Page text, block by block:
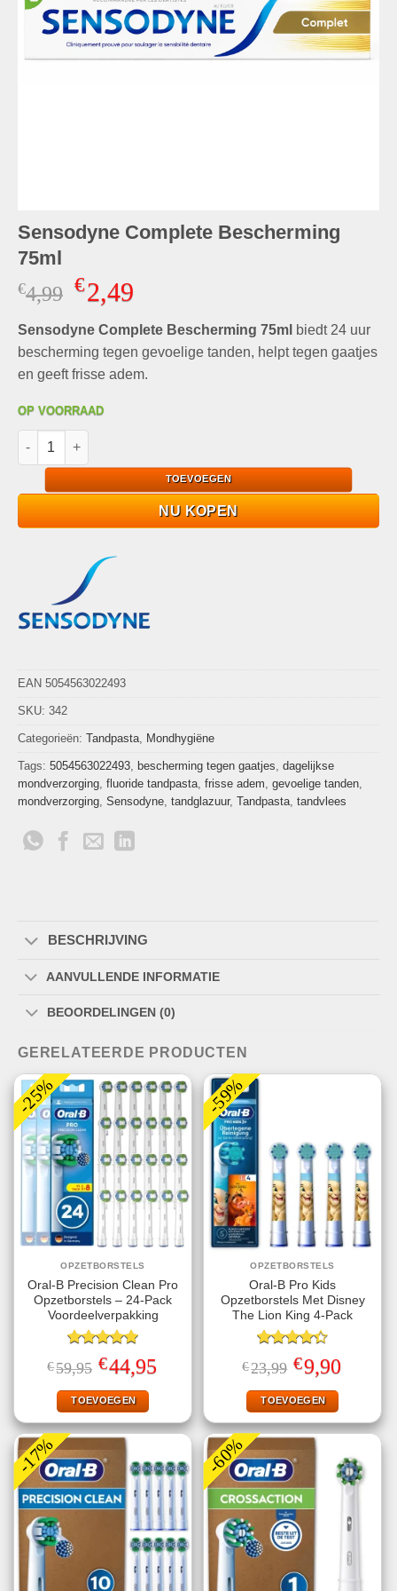
Sensodyne Complete Bescherming
75ml
€4,99 Oorspronkelijke
prijs
was:
€4,99.
€2,49Huidige
is:
€2,49.
Sensodyne Complete Bescherming 75ml biedt 24 uur
bescherming tegen gevoelige tanden, helpt tegen gaatjes
en geeft frisse adem.
OP VOORRAAD
Sensodyne Complete Bescherming 75ml aantal
TOEVOEGEN
NU KOPEN
EAN 5054563022493
SKU: 342
Categorieën: Tandpasta, Mondhygiëne
Tags: 5054563022493, bescherming tegen gaatjes, dagelijkse
mondverzorging, fluoride tandpasta, frisse adem, gevoelige tanden,
mondverzorging, Sensodyne, tandglazuur, Tandpasta, tandvlees
BESCHRIJVING
AANVULLENDE INFORMATIE
BEOORDELINGEN (0)
GERELATEERDE PRODUCTEN
-25%
OPZETBORSTELS
Oral-B Precision Clean Pro
Opzetborstels – 24-Pack
Voordeelverpakking
Gewaardeerd
5.00uit 5
€59,95 Oorspronkelijke
prijs
was:
€59,95.
€44,95prijs
TOEVOEGEN
-59%
OPZETBORSTELS
Oral-B Pro Kids
Opzetborstels Met Disney
The Lion King 4-Pack
Gewaardeerd
4.33uit 5
€23,99 Oorspronkelijke
prijs
was:
€23,99.
€9,90Huidige
prijs
TOEVOEGEN
-17% -60%